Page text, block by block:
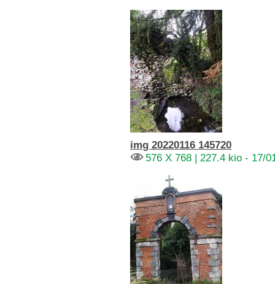
img 20220116 145720
576 X 768 | 227.4 kio - 17/